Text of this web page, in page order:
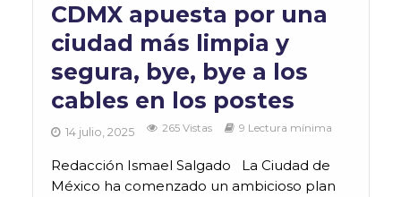
CDMX apuesta por una
ciudad más limpia y
segura, bye, bye a los
cables en los postes
14 julio, 2025 265 Vistas 9 Lectura mínima
Redacción Ismael Salgado La Ciudad de
México ha comenzado un ambicioso plan